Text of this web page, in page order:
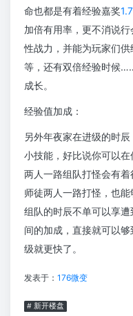
命也都是有着经验嘉奖
加倍有用率，更不消说
性战力，并能为玩家们
等，还有双倍经验时候
成长。
经验值加成：
另外年夜家在进级的时
小技能，好比说你可以在
两人一路组队打怪会有着
师徒两人一路打怪，也
组队的时辰不单可以享
间的加成，直接就可以
级就更快了。
发表于： 176微变
# 新开楼盘